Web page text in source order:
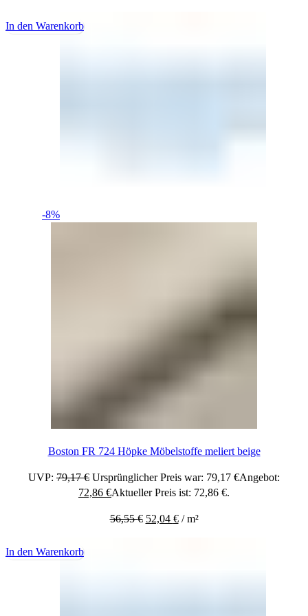
-8%
In den Warenkorb
Boston FR 724 Höpke Möbelstoffe meliert beige
UVP: 79,17€ Ursprünglicher Preis war: 79,17 €Angebot:
72,86 €Aktueller Preis ist: 72,86 €.
56,55€ 52,04 €/m²
In den Warenkorb